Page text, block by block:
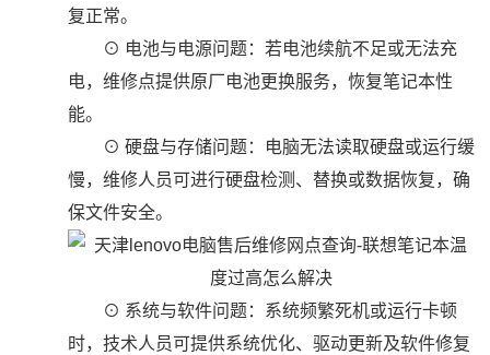
复正常。
⊙ 电池与电源问题：若电池续航不足或无法充
电，维修点提供原厂电池更换服务，恢复笔记本性
能。
⊙ 硬盘与存储问题：电脑无法读取硬盘或运行缓
慢，维修人员可进行硬盘检测、替换或数据恢复，确
保文件安全。
⊙ 系统与软件问题：系统频繁死机或运行卡顿
时，技术人员可提供系统优化、驱动更新及软件修复